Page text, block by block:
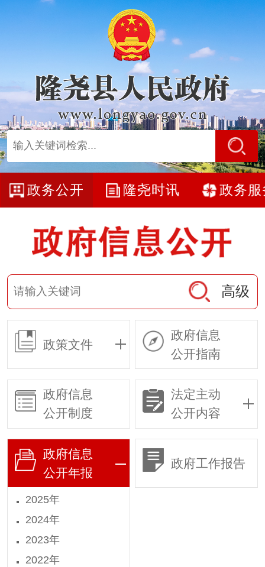
政务公开 隆尧时讯 政务服
高级
政策文件
政府信息
公开指南
政府信息
公开制度
法定主动
公开内容
政府信息
公开年报
2025年
2024年
2023年
2022年
政府工作报告